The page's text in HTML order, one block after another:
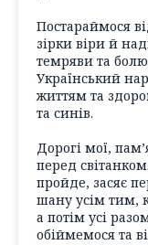
Постараймося
зірки віри й
темряви та
Український
життям та
та синів.
Дорогі мої,
перед
пройде, засяє
шану усім тим,
а потім усі
обіймемося та